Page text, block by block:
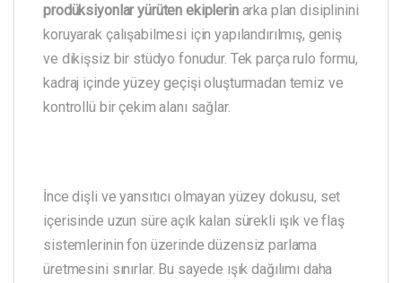
prodüksiyonlar yürüten ekiplerinarka plan disiplinini
koruyarak çalışabilmesi için yapılandırılmış, geniş
ve dikişsiz bir stüdyo fonudur. Tek parça rulo formu,
kadraj içinde yüzey geçişi oluşturmadan temiz ve
kontrollü bir çekim alanı sağlar.
İnce dişli ve yansıtıcı olmayan yüzey dokusu, set
içerisinde uzun süre açık kalan sürekli ışık ve flaş
sistemlerinin fon üzerinde düzensiz parlama
üretmesini sınırlar. Bu sayede ışık dağılımı daha